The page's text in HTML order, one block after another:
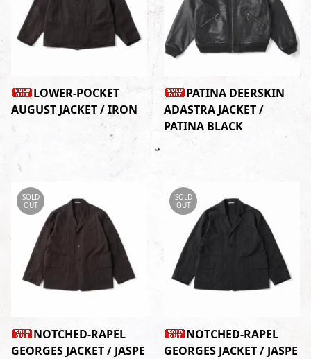
LOWER-POCKET
AUGUST JACKET / IRON
PATINA DEERSKIN
ADASTRA JACKET /
PATINA BLACK
NOTCHED-RAPEL
GEORGES JACKET / JASPE
SOLD
OUT
NOTCHED-RAPEL
GEORGES JACKET / JASPE
SOLD
OUT